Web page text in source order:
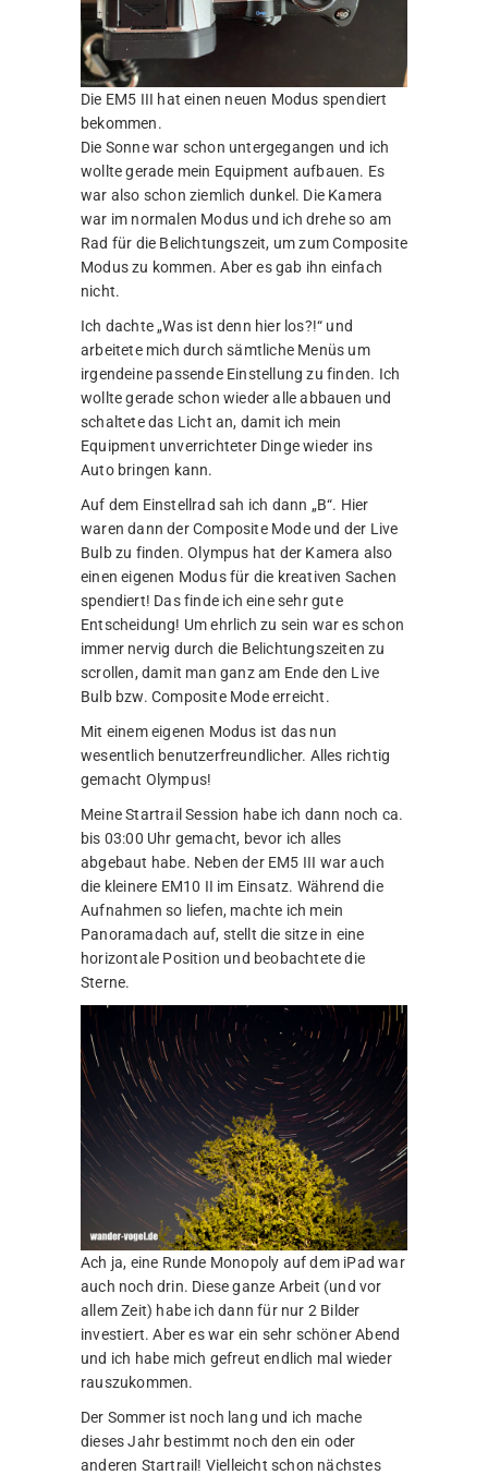
Die EM5 III hat einen neuen Modus spendiert
bekommen.
Die Sonne war schon untergegangen und ich
wollte gerade mein Equipment aufbauen. Es
war also schon ziemlich dunkel. Die Kamera
war im normalen Modus und ich drehe so am
Rad für die Belichtungszeit, um zum Composite
Modus zu kommen. Aber es gab ihn einfach
nicht.
Ich dachte „Was ist denn hier los?!“ und
arbeitete mich durch sämtliche Menüs um
irgendeine passende Einstellung zu finden. Ich
wollte gerade schon wieder alle abbauen und
schaltete das Licht an, damit ich mein
Equipment unverrichteter Dinge wieder ins
Auto bringen kann.
Auf dem Einstellrad sah ich dann „B“. Hier
waren dann der Composite Mode und der Live
Bulb zu finden. Olympus hat der Kamera also
einen eigenen Modus für die kreativen Sachen
spendiert! Das finde ich eine sehr gute
Entscheidung! Um ehrlich zu sein war es schon
immer nervig durch die Belichtungszeiten zu
scrollen, damit man ganz am Ende den Live
Bulb bzw. Composite Mode erreicht.
Mit einem eigenen Modus ist das nun
wesentlich benutzerfreundlicher. Alles richtig
gemacht Olympus!
Meine Startrail Session habe ich dann noch ca.
bis 03:00 Uhr gemacht, bevor ich alles
abgebaut habe. Neben der EM5 III war auch
die kleinere EM10 II im Einsatz. Während die
Aufnahmen so liefen, machte ich mein
Panoramadach auf, stellt die sitze in eine
horizontale Position und beobachtete die
Sterne.
Ach ja, eine Runde Monopoly auf dem iPad war
auch noch drin. Diese ganze Arbeit (und vor
allem Zeit) habe ich dann für nur 2 Bilder
investiert. Aber es war ein sehr schöner Abend
und ich habe mich gefreut endlich mal wieder
rauszukommen.
Der Sommer ist noch lang und ich mache
dieses Jahr bestimmt noch den ein oder
anderen Startrail! Vielleicht schon nächstes